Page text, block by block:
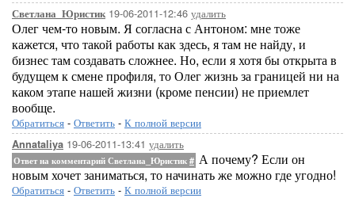
Светлана_Юристик19-06-2011-12:46 удалить
Олег чем-то новым. Я согласна с Антоном: мне тоже
кажется, что такой работы как здесь, я там не найду, и
бизнес там создавать сложнее. Но, если я хотя бы открыта в
будущем к смене профиля, то Олег жизнь за границей ни на
каком этапе нашей жизни (кроме пенсии) не приемлет
вообще.
Обратиться - Ответить - К полной версии
Annataliya 19-06-2011-13:41 удалить
Ответ на комментарий Светлана_Юристик # А почему? Если он
новым хочет заниматься, то начинать же можно где угодно!
Обратиться - Ответить - К полной версии